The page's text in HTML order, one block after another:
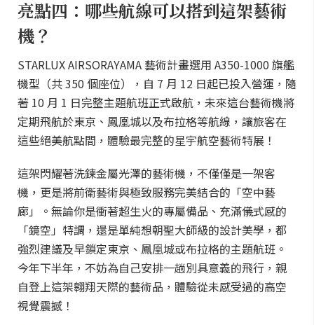
亮點四：哪些航線可以搭到這架藝術
機？
STARLUX AIRSORAYAMA 藝術計畫選用 A350-1000 旗艦
機型（共 350 個座位），自 7 月 12 日起已投入營運，隨
著 10 月 1 日完整主題航班正式啟航，未來這台藝術機將
定期飛航於東京、鳳凰城以及布拉格等航線，讓旅客在
這些絕美航點間，體驗最完整的星宇航空藝術特展！
這架閃耀著洗鍊金屬光澤的藝術機，不僅僅是一架客
機，更是將前衛藝術與極致服務完美結合的「空中藝
廊」。無論你是衝著超生火的專屬備品、充滿儀式感的
「鏡空」特調，還是單純想朝聖大師級的設計美學，都
強烈建議及早鎖定東京、鳳凰城或布拉格的主題航班。
今年下半年，不妨為自己安排一趟別具意義的飛行，親
自登上這架翱翔天際的藝術品，體驗從未感受過的高空
視覺震撼！